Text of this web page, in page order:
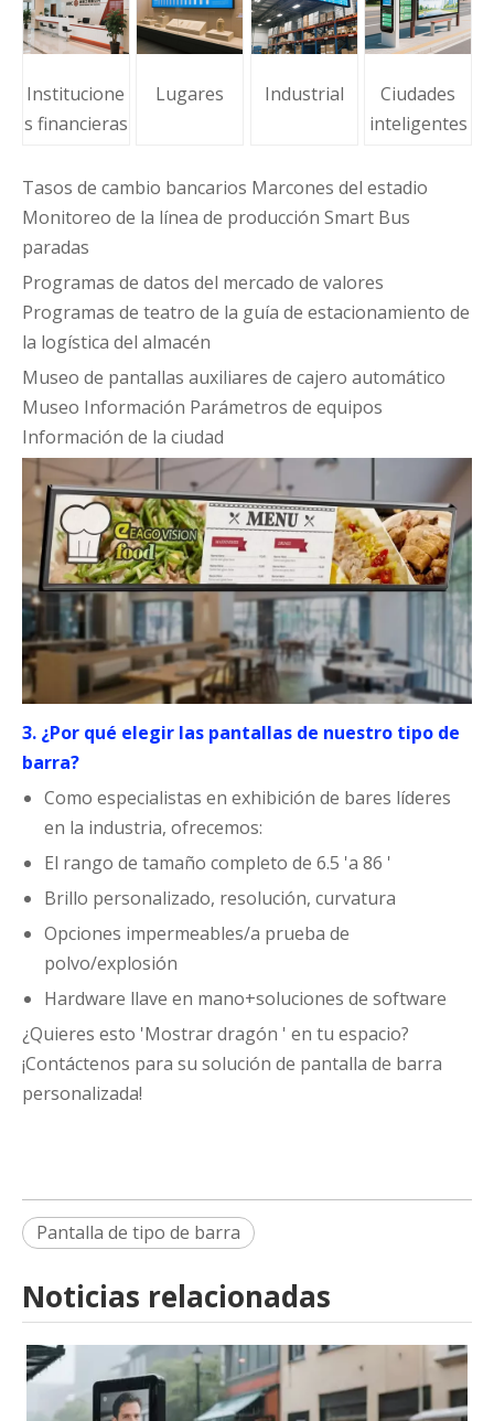
Institucione
s financieras
Lugares Industrial
Ciudades
inteligentes
Tasos de cambio bancarios Marcones del estadio
Monitoreo de la línea de producción Smart Bus
paradas
Programas de datos del mercado de valores
Programas de teatro de la guía de estacionamiento de
la logística del almacén
Museo de pantallas auxiliares de cajero automático
Museo Información Parámetros de equipos
Información de la ciudad
3. ¿Por qué elegir las pantallas de nuestro tipo de
barra?
Como especialistas en exhibición de bares líderes
en la industria, ofrecemos:
El rango de tamaño completo de 6.5 'a 86 '
Brillo personalizado, resolución, curvatura
Opciones impermeables/a prueba de
polvo/explosión
Hardware llave en mano+soluciones de software
¿Quieres esto 'Mostrar dragón ' en tu espacio?
¡Contáctenos para su solución de pantalla de barra
personalizada!
Pantalla de tipo de barra
Noticias relacionadas